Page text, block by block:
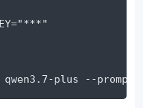
plus --prompt "